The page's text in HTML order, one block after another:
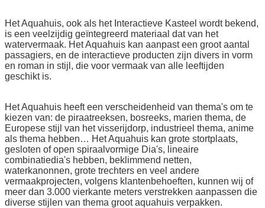
Het Aquahuis, ook als het Interactieve Kasteel wordt bekend,
is een veelzijdig geïntegreerd materiaal dat van het
watervermaak. Het Aquahuis kan aanpast een groot aantal
passagiers, en de interactieve producten zijn divers in vorm
en roman in stijl, die voor vermaak van alle leeftijden
geschikt is.
Het Aquahuis heeft een verscheidenheid van thema's om te
kiezen van: de piraatreeksen, bosreeks, marien thema, de
Europese stijl van het visserijdorp, industrieel thema, anime
als thema hebben… Het Aquahuis kan grote stortplaats,
gesloten of open spiraalvormige Dia's, lineaire
combinatiedia's hebben, beklimmend netten,
waterkanonnen, grote trechters en veel andere
vermaakprojecten, volgens klantenbehoeften, kunnen wij of
meer dan 3.000 vierkante meters verstrekken aanpassen die
diverse stijlen van thema groot aquahuis verpakken.